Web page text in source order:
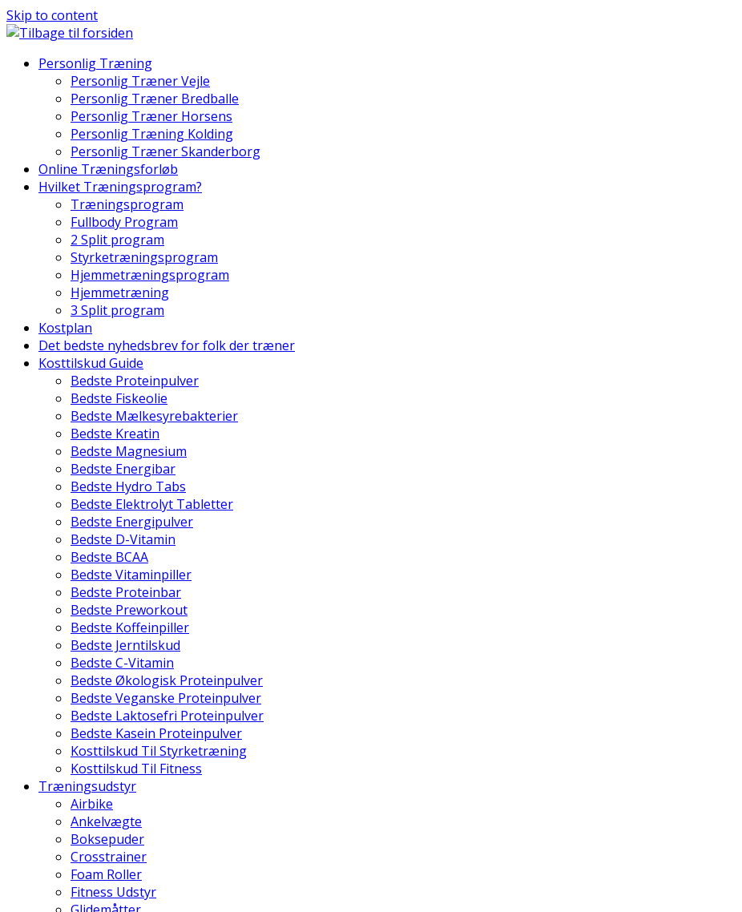
Skip to content
Personlig Træning
Personlig Træner Vejle
Personlig Træner Bredballe
Personlig Træner Horsens
Personlig Træning Kolding
Personlig Træner Skanderborg
Online Træningsforløb
Hvilket Træningsprogram?
Træningsprogram
Fullbody Program
2 Split program
Styrketræningsprogram
Hjemmetræningsprogram
Hjemmetræning
3 Split program
Kostplan
Det bedste nyhedsbrev for folk der træner
Kosttilskud Guide
Bedste Proteinpulver
Bedste Fiskeolie
Bedste Mælkesyrebakterier
Bedste Kreatin
Bedste Magnesium
Bedste Energibar
Bedste Hydro Tabs
Bedste Elektrolyt Tabletter
Bedste Energipulver
Bedste D-Vitamin
Bedste BCAA
Bedste Vitaminpiller
Bedste Proteinbar
Bedste Preworkout
Bedste Koffeinpiller
Bedste Jerntilskud
Bedste C-Vitamin
Bedste Økologisk Proteinpulver
Bedste Veganske Proteinpulver
Bedste Laktosefri Proteinpulver
Bedste Kasein Proteinpulver
Kosttilskud Til Styrketræning
Kosttilskud Til Fitness
Træningsudstyr
Airbike
Ankelvægte
Boksepuder
Crosstrainer
Foam Roller
Fitness Udstyr